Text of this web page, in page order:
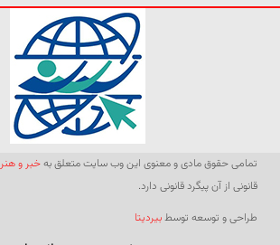
تمامی حقوق مادی و معنوی این وب سایت متعلق بهخبر و هنر
قانونی از آن پیگرد قانونی دارد.
طراحی و توسعه توسطبیردیتا